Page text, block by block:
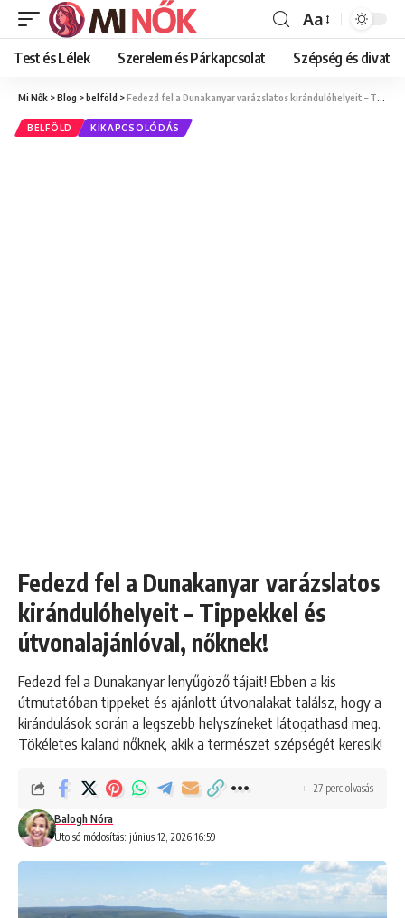
Font
Resizer
Aa
Test és Lélek Szerelem és Párkapcsolat Szépség és divat
Mi Nők >Blog >belföld >Fedezd fel a Dunakanyar varázslatos kirándulóhelyeit – Tippekkel és útvonalajánlóval, nőknek!
BELFÖLD KIKAPCSOLÓDÁS
Fedezd fel a Dunakanyar varázslatos
kirándulóhelyeit – Tippekkel és
útvonalajánlóval, nőknek!
Fedezd fel a Dunakanyar lenyűgöző tájait! Ebben a kis
útmutatóban tippeket és ajánlott útvonalakat találsz, hogy a
kirándulások során a legszebb helyszíneket látogathasd meg.
Tökéletes kaland nőknek, akik a természet szépségét keresik!
Utolsó módosítás: június 12, 2026 16:59
Balogh Nóra
27 perc olvasás